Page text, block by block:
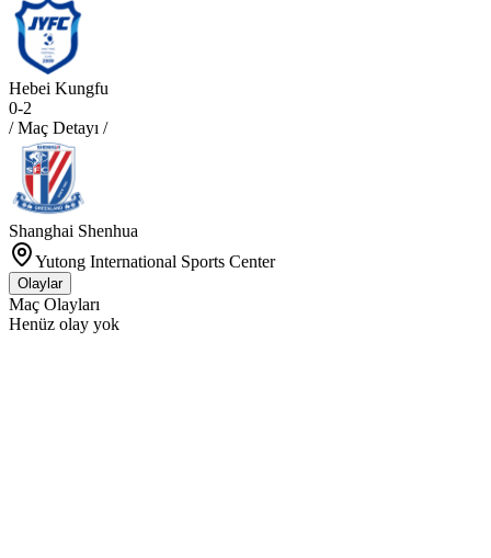
Hebei Kungfu
0-2
/ Maç Detayı /
Shanghai Shenhua
Yutong International Sports Center
Olaylar
Maç Olayları
Henüz olay yok